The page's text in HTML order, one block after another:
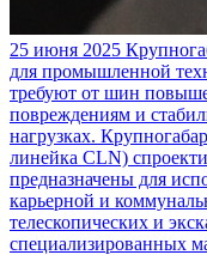
25 июня 2025
для промышленной
требуют от шин
повреждениям и
нагрузках.
линейка CLN)
предназначены для
карьерной и
телескопических и
специализированных